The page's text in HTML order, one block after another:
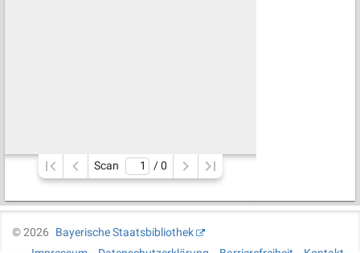
Scan / 0
©2026
Bayerische Staatsbibliothek